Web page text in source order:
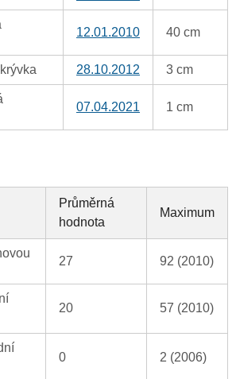
12.01.2010 40 cm
28.10.2012 3 cm
07.04.2021 1 cm
Průměrná
hodnota
Maximum
27 92 (2010)
20 57 (2010)
0 2 (2006)